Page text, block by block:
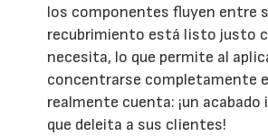
los componentes fluyen entre
recubrimiento está listo justo
necesita, lo que permite al
concentrarse completamente
realmente cuenta: ¡un acabado
que deleita a sus clientes!